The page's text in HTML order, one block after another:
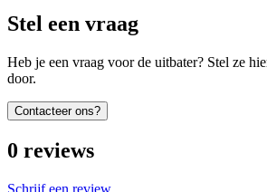
Stel een vraag
Heb je een vraag voor de uitbater? Stel ze
door.
Contacteer ons?
0 reviews
Schrijf een review